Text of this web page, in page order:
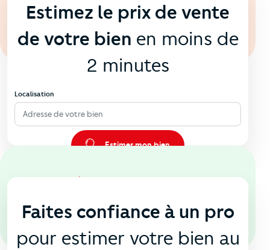
Estimez le prix de vente
de votre bien en moins de
2 minutes
Localisation
Adresse de votre bien
Estimer mon bien
En agence
Faites confiance à un pro
pour estimer votre bien au